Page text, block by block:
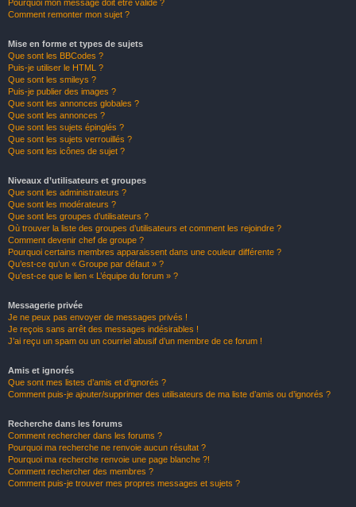
Pourquoi mon message doit être validé ?
Comment remonter mon sujet ?
Mise en forme et types de sujets
Que sont les BBCodes ?
Puis-je utiliser le HTML ?
Que sont les smileys ?
Puis-je publier des images ?
Que sont les annonces globales ?
Que sont les annonces ?
Que sont les sujets épinglés ?
Que sont les sujets verrouillés ?
Que sont les icônes de sujet ?
Niveaux d’utilisateurs et groupes
Que sont les administrateurs ?
Que sont les modérateurs ?
Que sont les groupes d’utilisateurs ?
Où trouver la liste des groupes d’utilisateurs et comment les rejoindre ?
Comment devenir chef de groupe ?
Pourquoi certains membres apparaissent dans une couleur différente ?
Qu’est-ce qu’un « Groupe par défaut » ?
Qu’est-ce que le lien « L’équipe du forum » ?
Messagerie privée
Je ne peux pas envoyer de messages privés !
Je reçois sans arrêt des messages indésirables !
J’ai reçu un spam ou un courriel abusif d’un membre de ce forum !
Amis et ignorés
Que sont mes listes d’amis et d’ignorés ?
Comment puis-je ajouter/supprimer des utilisateurs de ma liste d’amis ou d’ignorés ?
Recherche dans les forums
Comment rechercher dans les forums ?
Pourquoi ma recherche ne renvoie aucun résultat ?
Pourquoi ma recherche renvoie une page blanche ?!
Comment rechercher des membres ?
Comment puis-je trouver mes propres messages et sujets ?